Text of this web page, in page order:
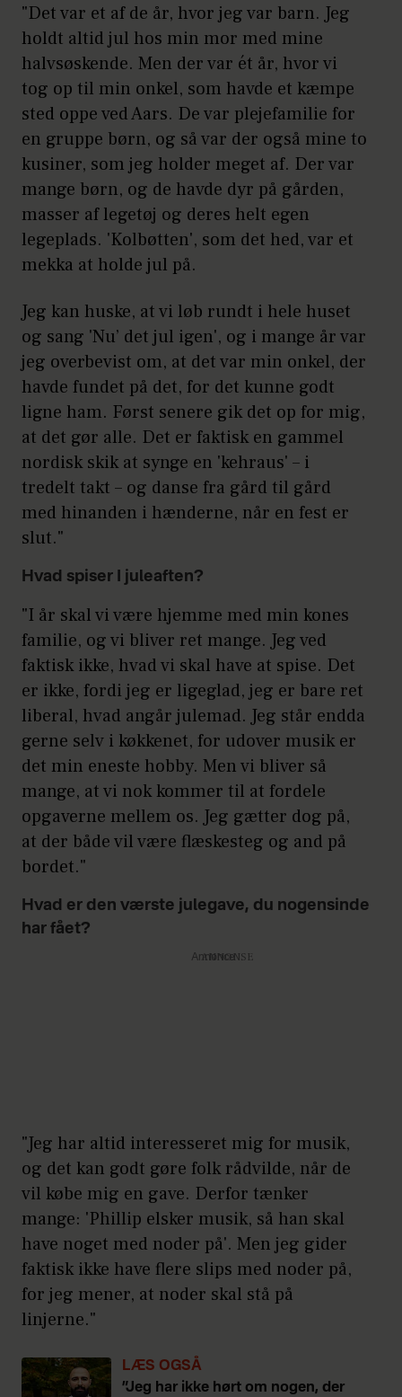
"Det var et af de år, hvor jeg var barn. Jeg
holdt altid jul hos min mor med mine
halvsøskende. Men der var ét år, hvor vi
tog op til min onkel, som havde et kæmpe
sted oppe ved Aars. De var plejefamilie for
en gruppe børn, og så var der også mine to
kusiner, som jeg holder meget af. Der var
mange børn, og de havde dyr på gården,
masser af legetøj og deres helt egen
legeplads. 'Kolbøtten', som det hed, var et
mekka at holde jul på.
Jeg kan huske, at vi løb rundt i hele huset
og sang 'Nu’ det jul igen', og i mange år var
jeg overbevist om, at det var min onkel, der
havde fundet på det, for det kunne godt
ligne ham. Først senere gik det op for mig,
at det gør alle. Det er faktisk en gammel
nordisk skik at synge en 'kehraus' – i
tredelt takt – og danse fra gård til gård
med hinanden i hænderne, når en fest er
slut."
Hvad spiser I juleaften?
"I år skal vi være hjemme med min kones
familie, og vi bliver ret mange. Jeg ved
faktisk ikke, hvad vi skal have at spise. Det
er ikke, fordi jeg er ligeglad, jeg er bare ret
liberal, hvad angår julemad. Jeg står endda
gerne selv i køkkenet, for udover musik er
det min eneste hobby. Men vi bliver så
mange, at vi nok kommer til at fordele
opgaverne mellem os. Jeg gætter dog på,
at der både vil være flæskesteg og and på
bordet."
Hvad er den værste julegave, du nogensinde
har fået?
Annonce
"Jeg har altid interesseret mig for musik,
og det kan godt gøre folk rådvilde, når de
vil købe mig en gave. Derfor tænker
mange: 'Phillip elsker musik, så han skal
have noget med noder på'. Men jeg gider
faktisk ikke have flere slips med noder på,
for jeg mener, at noder skal stå på
linjerne."
LÆS OGSÅ
”Jeg har ikke hørt om nogen, der